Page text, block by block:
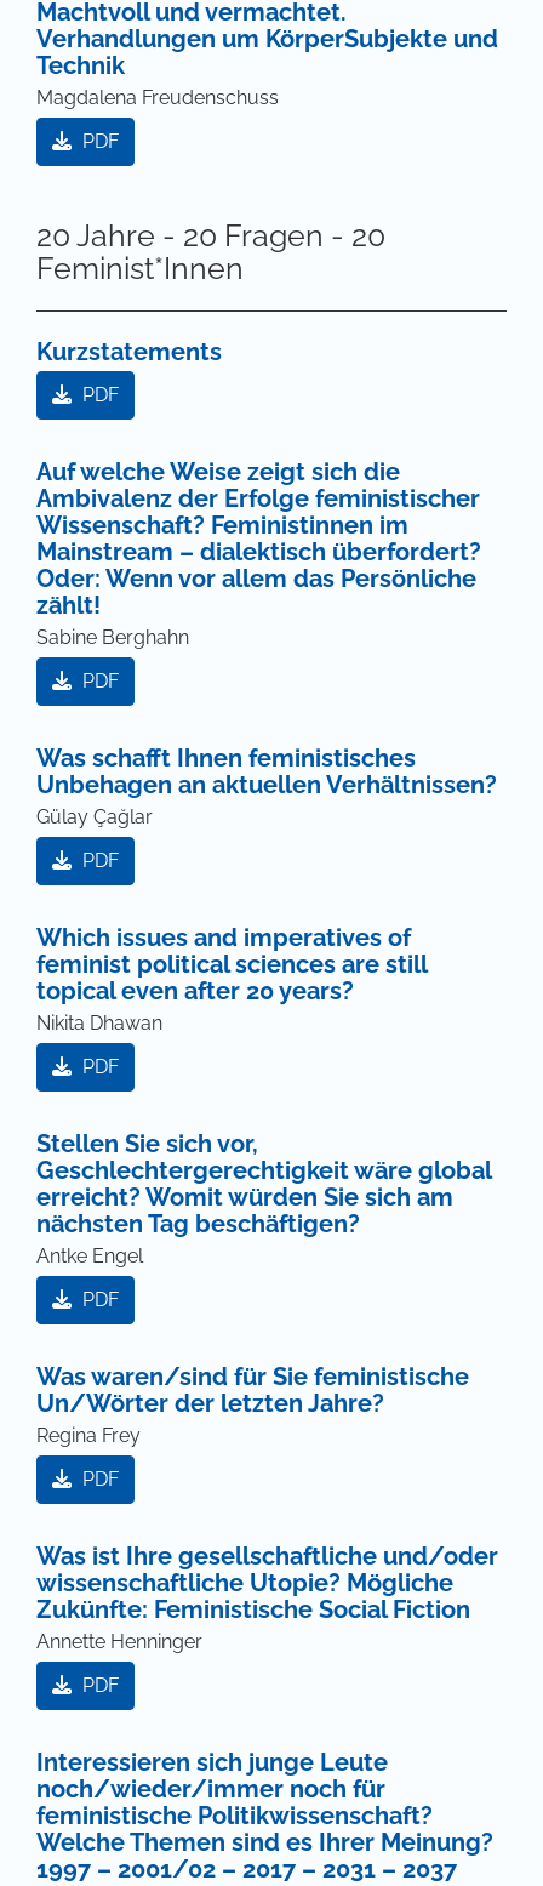
Machtvoll und vermachtet.
Verhandlungen um KörperSubjekte und
Technik
Magdalena Freudenschuss
PDF
20 Jahre - 20 Fragen - 20
Feminist*Innen
Kurzstatements
PDF
Auf welche Weise zeigt sich die
Ambivalenz der Erfolge feministischer
Wissenschaft? Feministinnen im
Mainstream – dialektisch überfordert?
Oder: Wenn vor allem das Persönliche
zählt!
Sabine Berghahn
PDF
Was schafft Ihnen feministisches
Unbehagen an aktuellen Verhältnissen?
Gülay Çağlar
PDF
Which issues and imperatives of
feminist political sciences are still
topical even after 20 years?
Nikita Dhawan
PDF
Stellen Sie sich vor,
Geschlechtergerechtigkeit wäre global
erreicht? Womit würden Sie sich am
nächsten Tag beschäftigen?
Antke Engel
PDF
Was waren/sind für Sie feministische
Un/Wörter der letzten Jahre?
Regina Frey
PDF
Was ist Ihre gesellschaftliche und/oder
wissenschaftliche Utopie? Mögliche
Zukünfte: Feministische Social Fiction
Annette Henninger
PDF
Interessieren sich junge Leute
noch/wieder/immer noch für
feministische Politikwissenschaft?
Welche Themen sind es Ihrer Meinung?
1997 – 2001/02 – 2017 – 2031 – 2037